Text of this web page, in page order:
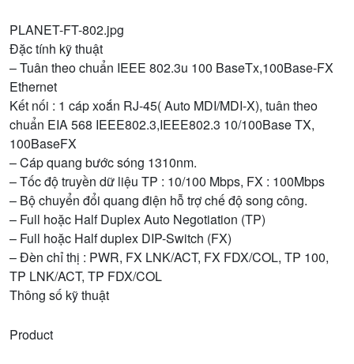
PLANET-FT-802.jpg
Đặc tính kỹ thuật
– Tuân theo chuẩn IEEE 802.3u 100 BaseTx,100Base-FX
Ethernet
Kết nối : 1 cáp xoắn RJ-45( Auto MDI/MDI-X), tuân theo
chuẩn EIA 568 IEEE802.3,IEEE802.3 10/100Base TX,
100BaseFX
– Cáp quang bước sóng 1310nm.
– Tốc độ truyền dữ liệu TP : 10/100 Mbps, FX : 100Mbps
– Bộ chuyển đổi quang điện hỗ trợ chế độ song công.
– Full hoặc Half Duplex Auto Negotiation (TP)
– Full hoặc Half duplex DIP-Switch (FX)
– Đèn chỉ thị : PWR, FX LNK/ACT, FX FDX/COL, TP 100,
TP LNK/ACT, TP FDX/COL
Thông số kỹ thuật
Product